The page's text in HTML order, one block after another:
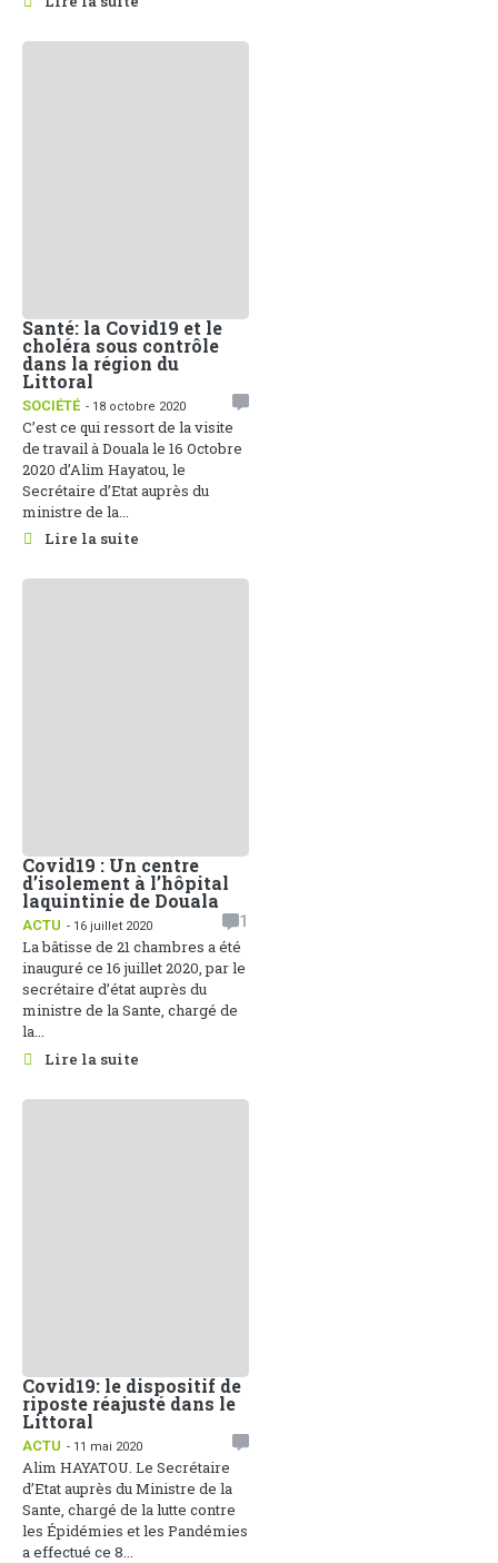
Santé: la Covid19 et le
choléra sous contrôle
dans la région du
Littoral
SOCIÉTÉ - 18 octobre 2020
C’est ce qui ressort de la visite
de travail à Douala le 16 Octobre
2020 d’Alim Hayatou, le
Secrétaire d’Etat auprès du
ministre de la...
Lire la suite
Covid19 : Un centre
d’isolement à l’hôpital
laquintinie de Douala
ACTU - 16 juillet 2020
1
La bâtisse de 21 chambres a été
inauguré ce 16 juillet 2020, par le
secrétaire d’état auprès du
ministre de la Sante, chargé de
la...
Lire la suite
Covid19: le dispositif de
riposte réajusté dans le
Littoral
ACTU - 11 mai 2020
Alim HAYATOU. Le Secrétaire
d’Etat auprès du Ministre de la
Sante, chargé de la lutte contre
les Épidémies et les Pandémies
a effectué ce 8...